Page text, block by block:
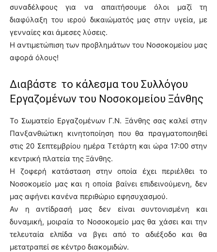
συναδέλφους για να απαιτήσουμε όλοι μαζί τη
διαφύλαξη του ιερού δικαιώματός μας στην υγεία, με
γενναίες και άμεσες λύσεις.
Η αντιμετώπιση των προβλημάτων του Νοσοκομείου μας
αφορά όλους!
Διαβάστε το κάλεσμα του Συλλόγου
Εργαζομένων του Νοσοκομείου Ξάνθης
Το Σωματείο Εργαζομένων Γ.Ν. Ξάνθης σας καλεί στην
Πανξανθιώτικη κινητοποίηση που θα πραγματοποιηθεί
στις 20 Σεπτεμβρίου ημέρα Τετάρτη και ώρα 17:00 στην
κεντρική πλατεία της Ξάνθης.
Η ζοφερή κατάσταση στην οποία έχει περιέλθει το
Νοσοκομείο μας και η οποία βαίνει επιδεινούμενη, δεν
μας αφήνει κανένα περιθώριο εφησυχασμού.
Αν η αντίδρασή μας δεν είναι συντονισμένη και
δυναμική, μοιραία το Νοσοκομείο μας θα χάσει και την
τελευταία ελπίδα να βγει από το αδιέξοδο και θα
μετατραπεί σε κέντρο διακομιδών.